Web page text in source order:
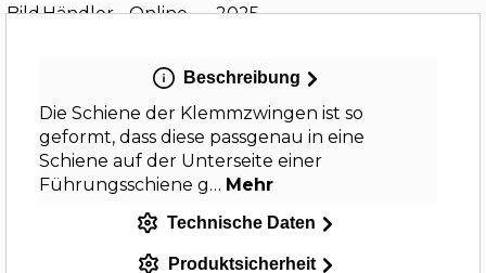
Beschreibung
Die Schiene der Klemmzwingen ist so
geformt, dass diese passgenau in eine
Schiene auf der Unterseite einer
Führungsschiene g… Mehr
Technische Daten
Produktsicherheit